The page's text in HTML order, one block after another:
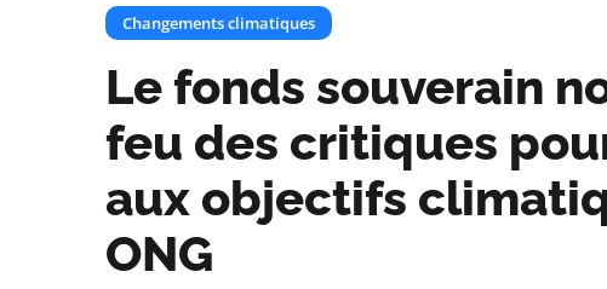
Changements climatiques
Le fonds souverain
feu des critiques
aux objectifs
ONG